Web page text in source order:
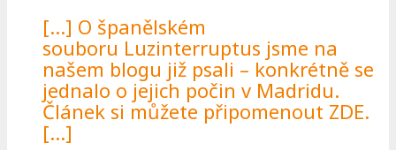
[…] O španělském
souboru Luzinterruptus jsme na
našem blogu již psali – konkrétně se
jednalo o jejich počin v Madridu.
Článek si můžete připomenout ZDE.
[…]